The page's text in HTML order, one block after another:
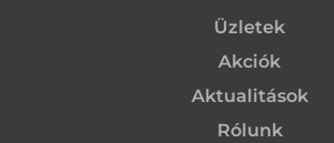
Üzletek
Akciók
Aktualitások
Rólunk